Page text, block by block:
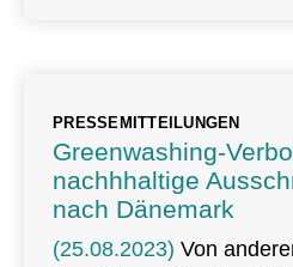
PRESSEMITTEILUNGEN
Greenwashing-
nachhhaltige
nach Dänemark
(25.08.2023) Von